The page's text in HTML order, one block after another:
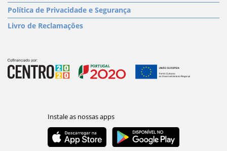
Política de Privacidade e Segurança
Livro de Reclamações